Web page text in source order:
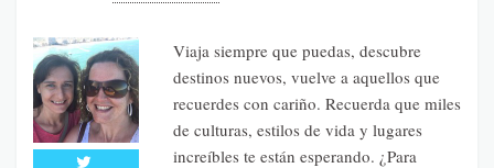
Viaja siempre que puedas, descubre
destinos nuevos, vuelve a aquellos que
recuerdes con cariño. Recuerda que miles
de culturas, estilos de vida y lugares
increíbles te están esperando. ¿Para